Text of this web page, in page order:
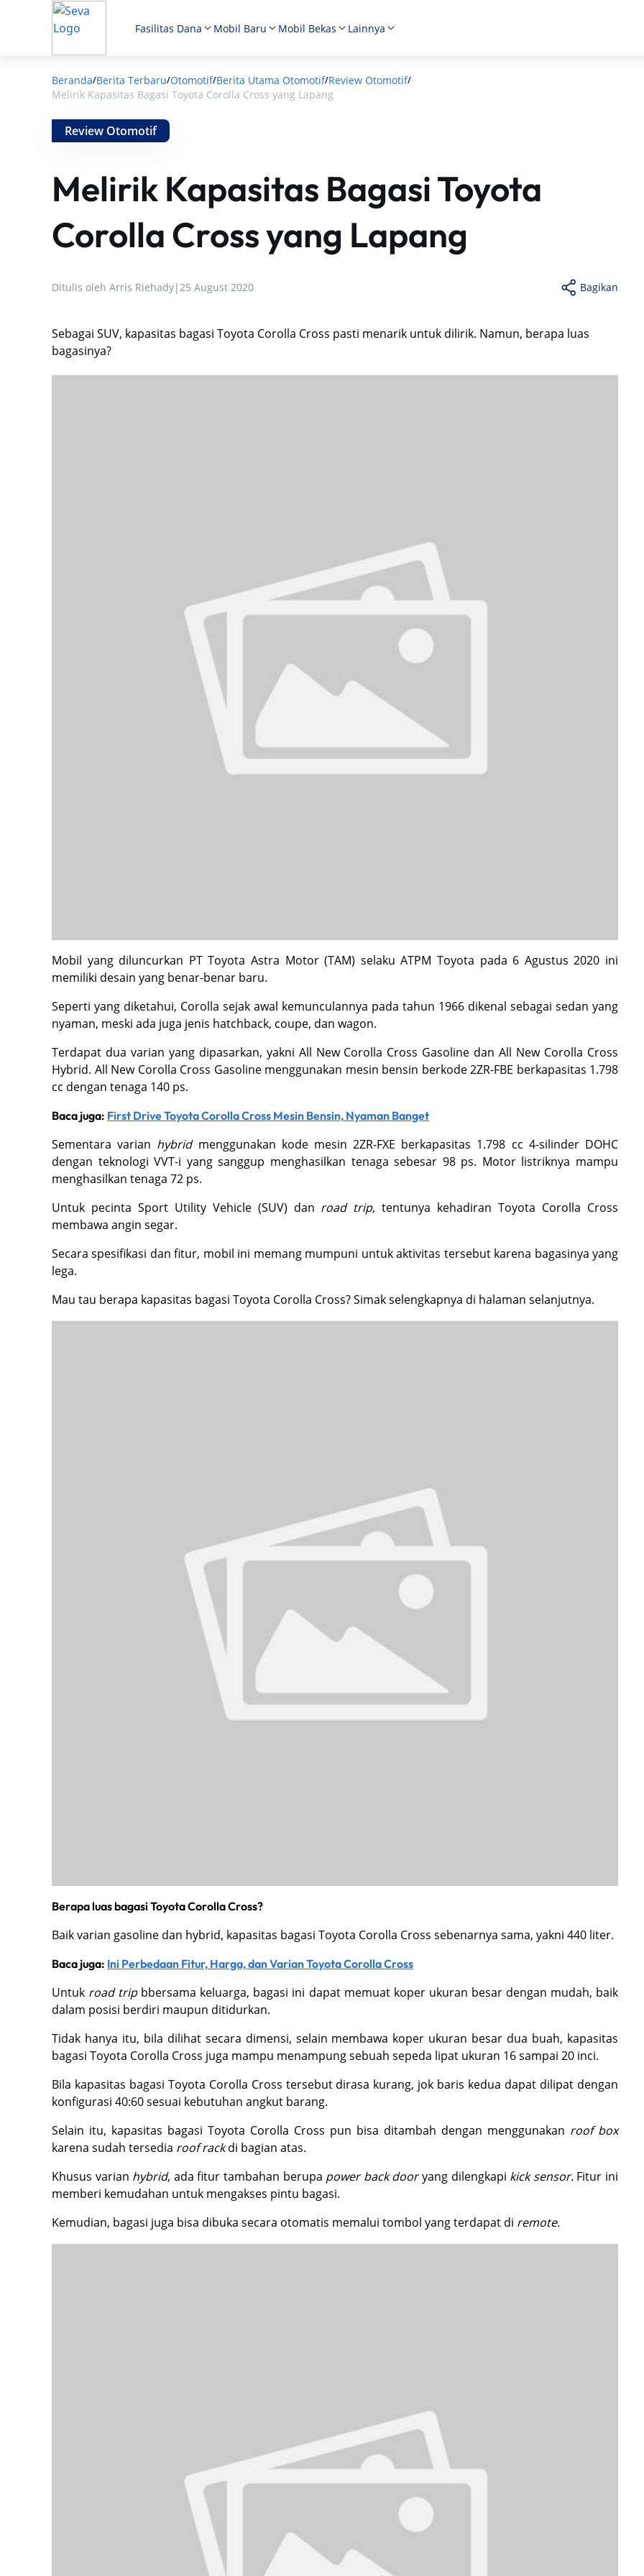
Fasilitas Dana Mobil Baru Mobil Bekas Lainnya
Beranda/Berita Terbaru/Otomotif/Berita Utama Otomotif/Review Otomotif/
Melirik Kapasitas Bagasi Toyota Corolla Cross yang Lapang
Review Otomotif
Melirik Kapasitas Bagasi Toyota
Corolla Cross yang Lapang
Ditulis oleh Arris Riehady|25 August 2020 Bagikan
Sebagai SUV, kapasitas bagasi Toyota Corolla Cross pasti menarik untuk dilirik. Namun, berapa luas
bagasinya?
Mobil yang diluncurkan PT Toyota Astra Motor (TAM) selaku ATPM Toyota pada 6 Agustus 2020 ini
memiliki desain yang benar-benar baru.
Seperti yang diketahui, Corolla sejak awal kemunculannya pada tahun 1966 dikenal sebagai sedan yang
nyaman, meski ada juga jenis hatchback, coupe, dan wagon.
Terdapat dua varian yang dipasarkan, yakni All New Corolla Cross Gasoline dan All New Corolla Cross
Hybrid. All New Corolla Cross Gasoline menggunakan mesin bensin berkode 2ZR-FBE berkapasitas 1.798
cc dengan tenaga 140 ps.
Baca juga: First Drive Toyota Corolla Cross Mesin Bensin, Nyaman Banget
Sementara varian hybridmenggunakan kode mesin 2ZR-FXE berkapasitas 1.798 cc 4-silinder DOHC
dengan teknologi VVT-i yang sanggup menghasilkan tenaga sebesar 98 ps. Motor listriknya mampu
menghasilkan tenaga 72 ps.
Untuk pecinta Sport Utility Vehicle (SUV) dan road trip, tentunya kehadiran Toyota Corolla Cross
membawa angin segar.
Secara spesifikasi dan fitur, mobil ini memang mumpuni untuk aktivitas tersebut karena bagasinya yang
lega.
Mau tau berapa kapasitas bagasi Toyota Corolla Cross? Simak selengkapnya di halaman selanjutnya.
Berapa luas bagasi Toyota Corolla Cross?
Baik varian gasoline dan hybrid, kapasitas bagasi Toyota Corolla Cross sebenarnya sama, yakni 440 liter.
Baca juga: Ini Perbedaan Fitur, Harga, dan Varian Toyota Corolla Cross
Untuk road tripbbersama keluarga, bagasi ini dapat memuat koper ukuran besar dengan mudah, baik
dalam posisi berdiri maupun ditidurkan.
Tidak hanya itu, bila dilihat secara dimensi, selain membawa koper ukuran besar dua buah, kapasitas
bagasi Toyota Corolla Cross juga mampu menampung sebuah sepeda lipat ukuran 16 sampai 20 inci.
Bila kapasitas bagasi Toyota Corolla Cross tersebut dirasa kurang, jok baris kedua dapat dilipat dengan
konfigurasi 40:60 sesuai kebutuhan angkut barang.
Selain itu, kapasitas bagasi Toyota Corolla Cross pun bisa ditambah dengan menggunakan roof box
karena sudah tersedia roof rackdi bagian atas.
Khusus varian hybrid, ada fitur tambahan berupa power back dooryang dilengkapi kick sensor.Fitur ini
memberi kemudahan untuk mengakses pintu bagasi.
Kemudian, bagasi juga bisa dibuka secara otomatis memalui tombol yang terdapat di remote.